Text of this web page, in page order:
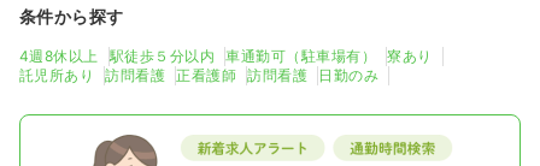
条件から探す
4週8休以上 駅徒歩５分以内 車通勤可（駐車場有）
寮あり
託児所あり
訪問看護 正看護師 訪問看護 日勤のみ